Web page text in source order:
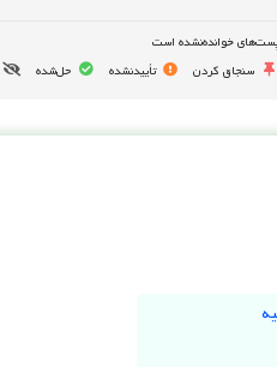
پست‌های خوانده‌نشده است
سنجاق کردن تأییدنشده حل‌شده